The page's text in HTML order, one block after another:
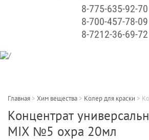
8-775-635-92-70
8-700-457-78-09
8-7212-36-69-72
Главная > Хим вещества > Колер для краски >
Концентрат
MIX №5 охра 20мл